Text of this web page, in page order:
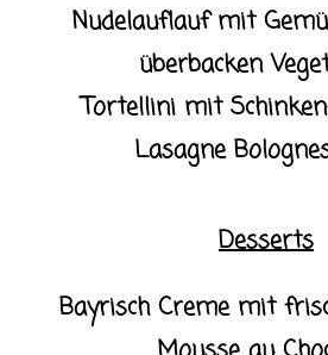
Nudelauflauf mit
überbacken
Tortellini mit
Lasagne
Desserts
Bayrisch Creme mit